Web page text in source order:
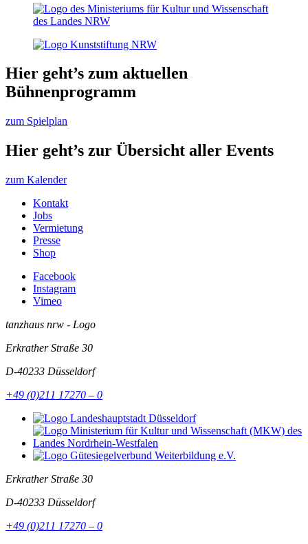
Hier geht’s zum aktuellen
Bühnenprogramm
zum Spielplan
Hier geht’s zur Übersicht aller Events
zum Kalender
Kontakt
Jobs
Vermietung
Presse
Shop
Facebook
Instagram
Vimeo
tanzhaus nrw - Logo
Erkrather Straße 30
D-40233 Düsseldorf
+49 (0)211 17270 – 0
Erkrather Straße 30
D-40233 Düsseldorf
+49 (0)211 17270 – 0